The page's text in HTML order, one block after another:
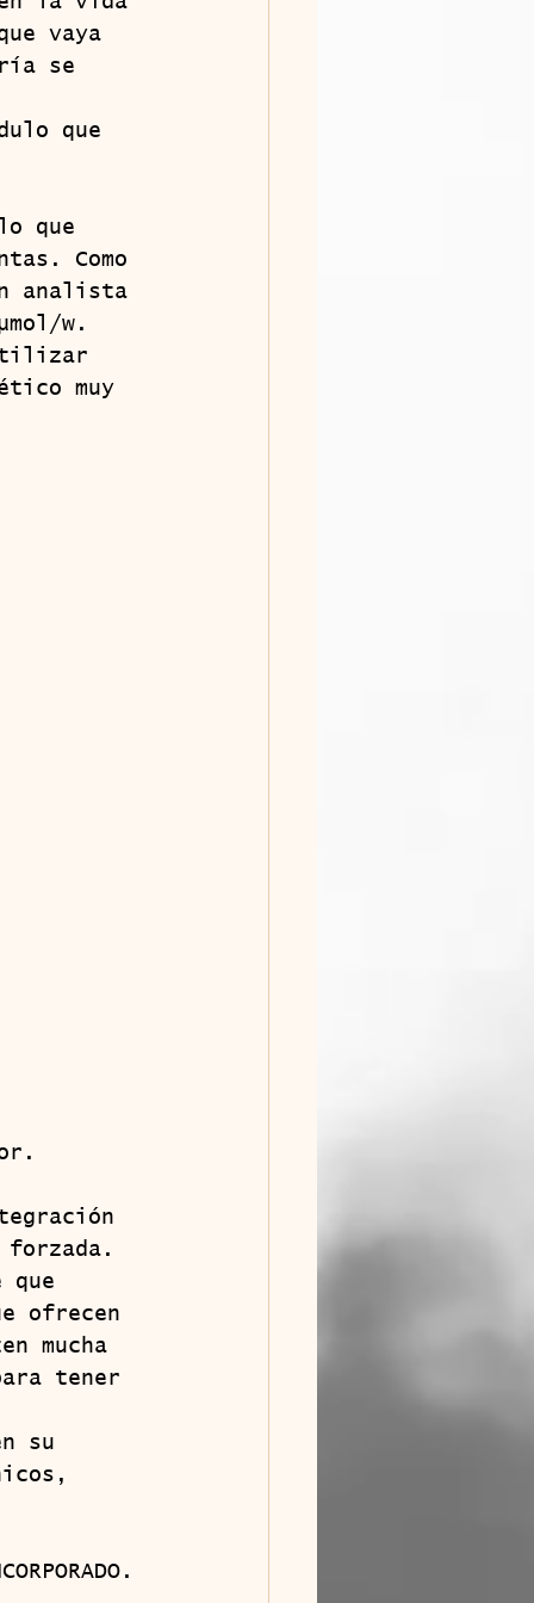
vaya
se
que
que
Como
analista
w.
utilizar
muy
ofrecen
mucha
tener
su